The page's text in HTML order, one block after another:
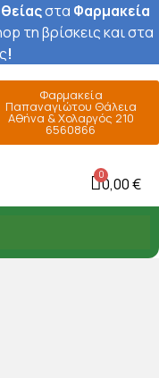
στα Φαρμακεία
τη βρίσκεις και στα
!
Φαρμακεία
Παπαναγιώτου Θάλεια
Αθήνα & Χολαργός 210
6560866
0,00 €